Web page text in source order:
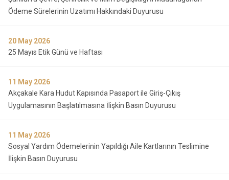
Ödeme Sürelerinin Uzatımı Hakkındaki Duyurusu
20 May 2026
25 Mayıs Etik Günü ve Haftası
11 May 2026
Akçakale Kara Hudut Kapısında Pasaport ile Giriş-Çıkış
Uygulamasının Başlatılmasına İlişkin Basın Duyurusu
11 May 2026
Sosyal Yardım Ödemelerinin Yapıldığı Aile Kartlarının Teslimine
İlişkin Basın Duyurusu